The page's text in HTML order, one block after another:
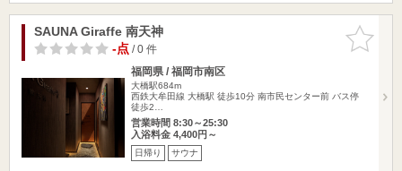
お気に入
りに追加
SAUNA Giraffe 南天神
-点/ 0 件
福岡県 / 福岡市南区
大橋駅684m
西鉄大牟田線 大橋駅 徒歩10分 南市民センター前 バス停
徒歩2…
営業時間 8:30～25:30
入浴料金 4,400円～
日帰り サウナ